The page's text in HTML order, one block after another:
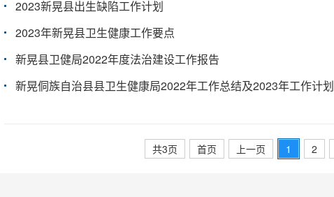
2023新晃县出生缺陷工作计划
2023年新晃县卫生健康工作要点
新晃县卫健局2022年度法治建设工作报告
新晃侗族自治县县卫生健康局2022年工作总结及2023年工作计划
共3页 首页 上一页 1 2